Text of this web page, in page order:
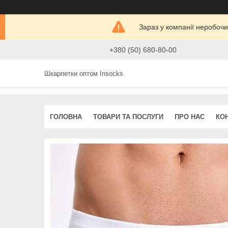
Зараз у компанії
+380 (50) 680-80-00
Шкарпетки оптом Insocks
ГОЛОВНА ТОВАРИ ТА ПОСЛУГИ ПРО НАС